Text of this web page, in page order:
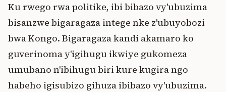
Ku rwego rwa politike, ibi bibazo vy'ubuzima
bisanzwe bigaragaza intege nke z'ubuyobozi
bwa Kongo. Bigaragaza kandi akamaro ko
guverinoma y'igihugu ikwiye gukomeza
umubano n'ibihugu biri kure kugira ngo
habeho igisubizo gihuza ibibazo vy'ubuzima.